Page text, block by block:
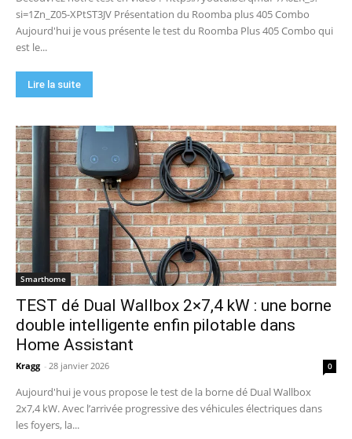
si=1Zn_Z05-XPtST3JV Présentation du Roomba plus 405 Combo
Aujourd'hui je vous présente le test du Roomba Plus 405 Combo qui
est le...
Lire la suite
Smarthome
TEST dé Dual Wallbox 2×7,4 kW : une borne
double intelligente enfin pilotable dans
Home Assistant
Kragg - 28 janvier 2026 0
Aujourd'hui je vous propose le test de la borne dé Dual Wallbox
2x7,4 kW. Avec l’arrivée progressive des véhicules électriques dans
les foyers, la...